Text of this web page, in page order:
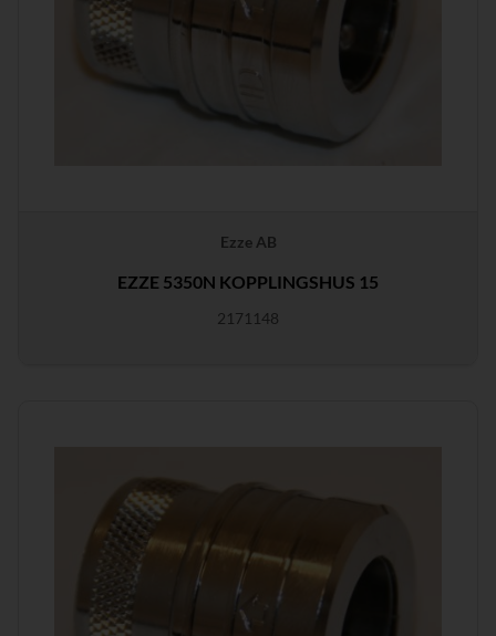
Ezze AB
EZZE 5350N KOPPLINGSHUS 15
2171148